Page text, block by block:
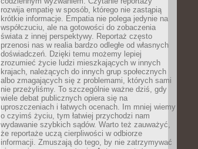
rozwija empatię w sposób, którego nie zastąpią
krótkie informacje. Empatia nie polega jedynie na
współczuciu, ale na gotowości do zobaczenia
świata z innej perspektywy. Reportaż często
przenosi nas w realia bardzo odległe od własnych
doświadczeń. Dzięki temu możemy lepiej
zrozumieć życie ludzi mieszkających w innych
krajach, należących do innych grup społecznych
albo zmagających się z problemami, których sami
nie przeżyliśmy. To szczególnie ważne dziś, gdy
wiele debat publicznych opiera się na
uproszczeniach i łatwych ocenach. Im mniej wiemy
o czyimś życiu, tym łatwiej przychodzi nam
wydawanie szybkich sądów. Warto też zauważyć,
że reportaże uczą cierpliwości w odbiorze
informacji. Zmuszają do tego, by nie zatrzymywać